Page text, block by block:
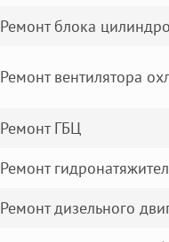
Ремонт блока
Ремонт вентилятора
Ремонт ГБЦ
Ремонт
Ремонт дизельного